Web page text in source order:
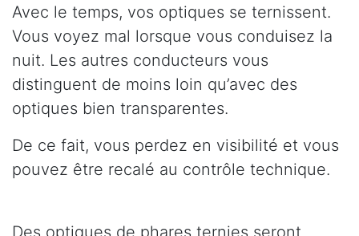
Avec le temps, vos optiques se ternissent.
Vous voyez mal lorsque vous conduisez la
nuit. Les autres conducteurs vous
distinguent de moins loin qu’avec des
optiques bien transparentes.
De ce fait, vous perdez en visibilité et vous
pouvez être recalé au contrôle technique.